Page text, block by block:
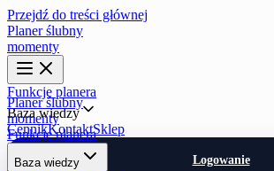
Przejdź do treści głównej
Planer ślubny
momenty
Funkcje planera
Baza wiedzy
CennikKontaktSklep
Logowanie
Planer ślubny
momenty
Funkcje planera
Baza wiedzy